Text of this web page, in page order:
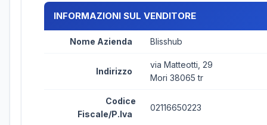
INFORMAZIONI SUL VENDITORE
Nome Azienda Blisshub
Indirizzo
via Matteotti, 29
Mori 38065 tr
Codice
Fiscale/P.Iva
02116650223